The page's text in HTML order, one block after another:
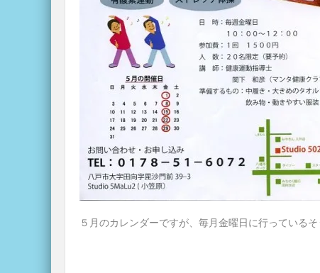
５月のカレンダーですが、毎月金曜日に行っているそ